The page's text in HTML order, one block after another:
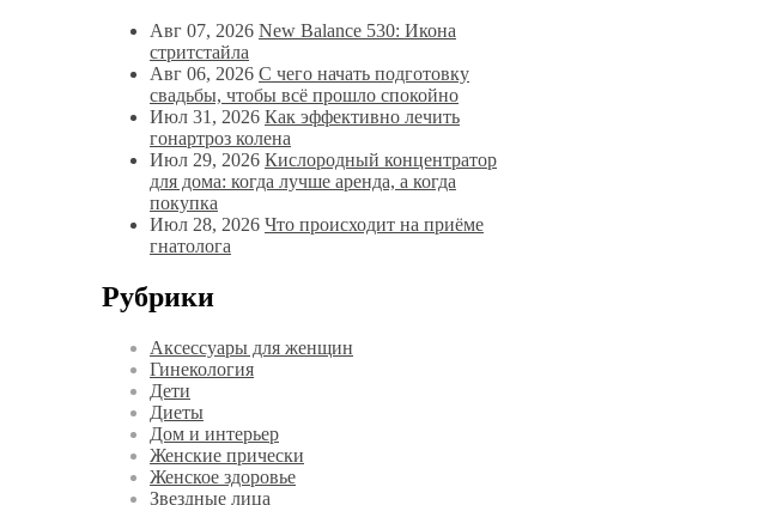
Авг 07, 2026 New Balance 530: Икона
стритстайла
Авг 06, 2026 С чего начать подготовку
свадьбы, чтобы всё прошло спокойно
Июл 31, 2026 Как эффективно лечить
гонартроз колена
Июл 29, 2026 Кислородный концентратор
для дома: когда лучше аренда, а когда
покупка
Июл 28, 2026 Что происходит на приёме
гнатолога
Рубрики
Аксессуары для женщин
Гинекология
Дети
Диеты
Дом и интерьер
Женские прически
Женское здоровье
Звездные лица